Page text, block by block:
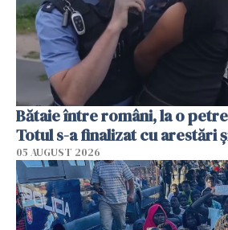
Bătaie între români, la o
Totul s-a finalizat cu arestări
05 AUGUST 2026